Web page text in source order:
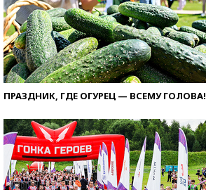
ПРАЗДНИК, ГДЕ ОГУРЕЦ — ВСЕМУ ГОЛОВА!